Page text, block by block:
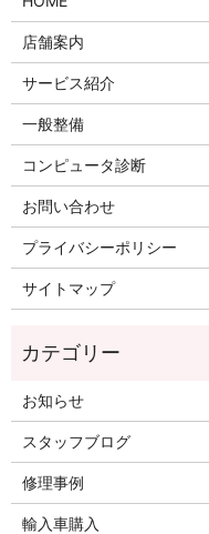
店舗案内
サービス紹介
一般整備
コンピュータ診断
お問い合わせ
プライバシーポリシー
サイトマップ
お知らせ
スタッフブログ
修理事例
輸入車購入